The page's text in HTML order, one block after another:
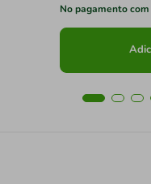
No pagamento com